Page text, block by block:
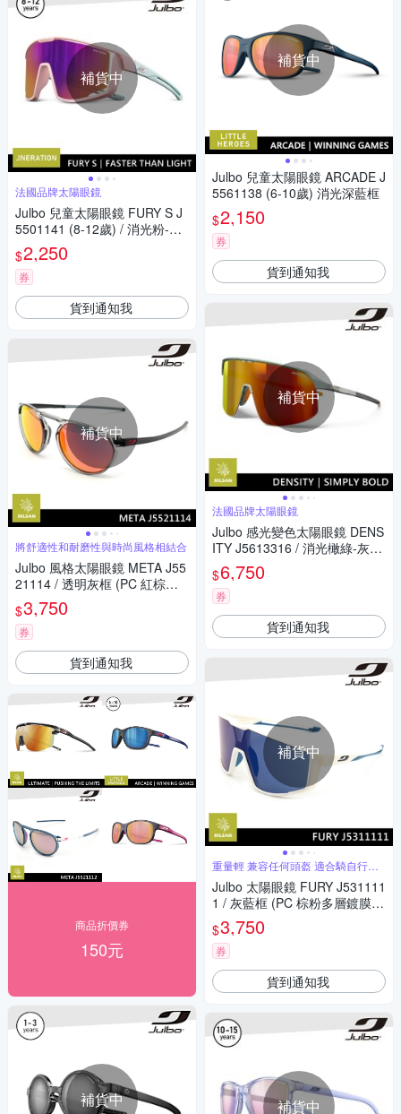
補貨中
法國品牌太陽眼鏡
Julbo 兒童太陽眼鏡 FURY S J
5501141 (8-12歲) / 消光粉-綠
框 (PC 粉棕鍍膜鏡片) 適合多
種運動和日常使用
$2,250
券
貨到通知我
補貨中
將舒適性和耐磨性與時尚風格相結合
Julbo 風格太陽眼鏡 META J55
21114 / 透明灰框 (PC 紅棕鍍
膜鏡片)
$3,750
券
貨到通知我
商品折價券
150元
補貨中
補貨中
Julbo 兒童太陽眼鏡 ARCADE J
5561138 (6-10歲) 消光深藍框
$2,150
券
貨到通知我
補貨中
法國品牌太陽眼鏡
Julbo 感光變色太陽眼鏡 DENS
ITY J5613316 / 消光橄綠-灰框
(黃紅感光變色鏡片) 特別適合
越野跑和單車騎行
$6,750
券
貨到通知我
補貨中
重量輕 兼容任何頭盔 適合騎自行車
時使用
Julbo 太陽眼鏡 FURY J531111
1 / 灰藍框 (PC 棕粉多層鍍膜鏡
片)
$3,750
券
貨到通知我
補貨中